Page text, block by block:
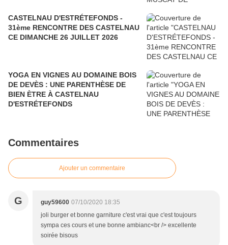
CASTELNAU D'ESTRÉTEFONDS -
31ème RENCONTRE DES CASTELNAU
CE DIMANCHE 26 JUILLET 2026
YOGA EN VIGNES AU DOMAINE BOIS
DE DEVÈS : UNE PARENTHÈSE DE
BIEN ÈTRE À CASTELNAU
D'ESTRÉTEFONDS
Commentaires
Ajouter un commentaire
G guy59600 07/10/2020 18:35
joli burger et bonne garniture c'est vrai que c'est toujours
sympa ces cours et une bonne ambianc<br /> excellente
soirée bisous